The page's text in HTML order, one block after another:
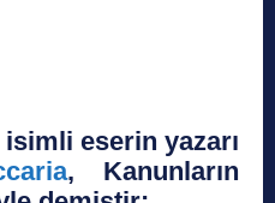
eserin yazarı
, Kanunların